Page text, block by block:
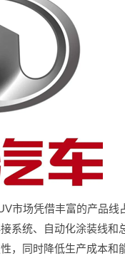
市场凭借丰富的产品线
系统、自动化涂装线和
，同时降低生产成本和